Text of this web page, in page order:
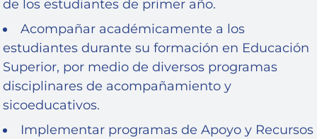
de los estudiantes de primer año.
Acompañar académicamente a los
estudiantes durante su formación en Educación
Superior, por medio de diversos programas
disciplinares de acompañamiento y
sicoeducativos.
Implementar programas de Apoyo y Recursos